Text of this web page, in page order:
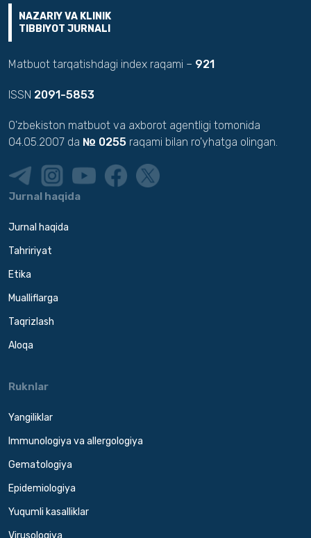
NAZARIY VA KLINIK
TIBBIYOT JURNALI
Matbuot tarqatishdagi index raqami – 921
ISSN 2091-5853
O'zbekiston matbuot va axborot agentligi tomonida
04.05.2007 da № 0255 raqami bilan ro'yhatga olingan.
Jurnal haqida
Jurnal haqida
Tahririyat
Etika
Mualliflarga
Taqrizlash
Aloqa
Ruknlar
Yangiliklar
Immunologiya va allergologiya
Gematologiya
Epidemiologiya
Yuqumli kasalliklar